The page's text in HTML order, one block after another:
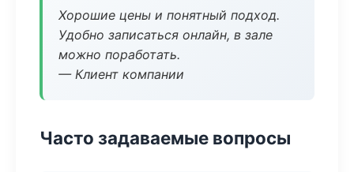
Хорошие цены и понятный подход.
Удобно записаться онлайн, в зале
можно поработать.
— Клиент компании
Часто задаваемые вопросы